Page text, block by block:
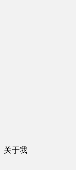
关于我